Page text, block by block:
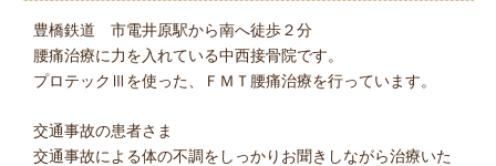
豊橋鉄道 市電井原駅から南へ徒歩２分
腰痛治療に力を入れている中西接骨院です。
プロテックⅢを使った、ＦＭＴ腰痛治療を行っています。
交通事故の患者さま
交通事故による体の不調をしっかりお聞きしながら治療いた